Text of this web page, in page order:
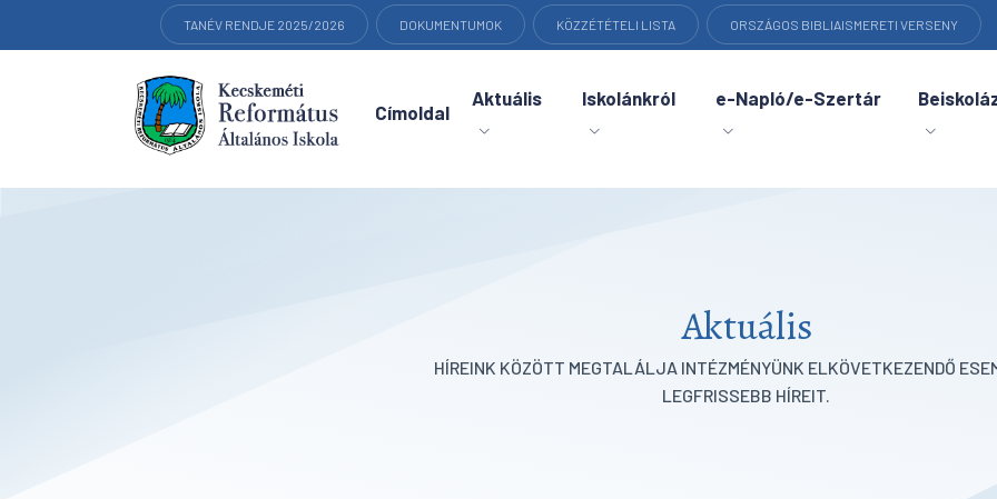
TANÉV RENDJE 2025/2026 DOKUMENTUMOK KÖZZÉTÉTELI LISTA ORSZÁGOS BIBLIAISMERETI VERSENY
Címoldal
Aktuális Iskolánkról e-Napló/e-Szertár
Aktuális
HÍREINK KÖZÖTT MEGTALÁLJA INTÉZMÉNYÜNK ELKÖVETKEZENDŐ
LEGFRISSEBB HÍREIT.